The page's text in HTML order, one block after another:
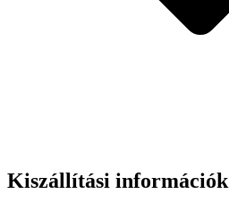
Kiszállítási információk